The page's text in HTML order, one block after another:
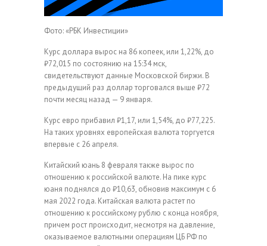
Фото: «РБК Инвестиции»
Курс доллара вырос на 86 копеек, или 1,22%, до
₽72,015 по состоянию на 15:34 мск,
свидетельствуют данные Московской биржи. В
предыдущий раз доллар торговался выше ₽72
почти месяц назад — 9 января.
Курс евро прибавил ₽1,17, или 1,54%, до ₽77,225.
На таких уровнях европейская валюта торгуется
впервые с 26 апреля.
Китайский юань 8 февраля также вырос по
отношению к российской валюте. На пике курс
юаня поднялся до ₽10,63, обновив максимум с 6
мая 2022 года. Китайская валюта растет по
отношению к российскому рублю с конца ноября,
причем рост происходит, несмотря на давление,
оказываемое валютными операциям ЦБ РФ по